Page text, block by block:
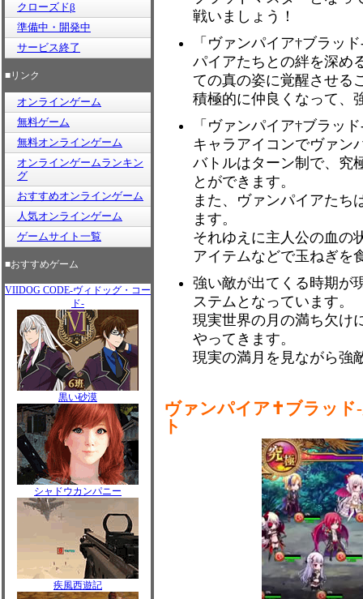
クローズドβ
準備中・開発中
サービス終了
■リンク
オンラインゲーム
無料ゲーム
無料オンラインゲーム
オンラインゲームランキン
グ
おすすめオンラインゲーム
人気オンラインゲーム
ゲームサイト一覧
■おすすめゲーム
VIIDOG CODE-ヴィドッグ・コー
ド-
黒い砂漠
シャドウカンパニー
疾風西遊記
戦いましょう！
「ヴァンパイア†ブラッ
パイアたちとの絆を深め
ての真の姿に覚醒させる
積極的に仲良くなって、
「ヴァンパイア†ブラッ
キャラアイコンでヴァン
バトルはターン制で、究
とができます。
また、ヴァンパイアたち
ます。
それゆえに主人公の血の
アイテムなどで玉ねぎを
強い敵が出てくる時期が
ステムとなっています。
現実世界の月の満ち欠け
やってきます。
現実の満月を見ながら強
ヴァンパイア✝ブラッド
ト